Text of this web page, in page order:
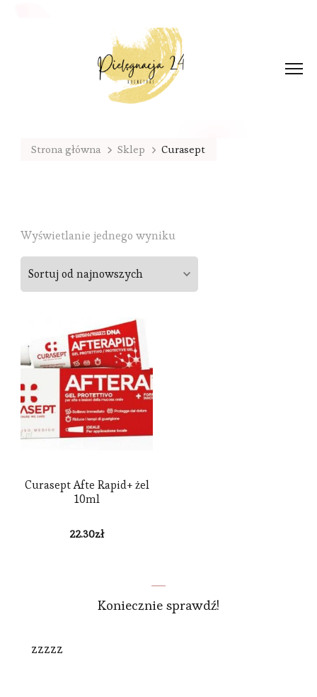
Strona główna Sklep Curasept
Wyświetlanie jednego wyniku
Curasept Afte Rapid+ żel
10ml
22.30zł
Koniecznie sprawdź!
zzzzz